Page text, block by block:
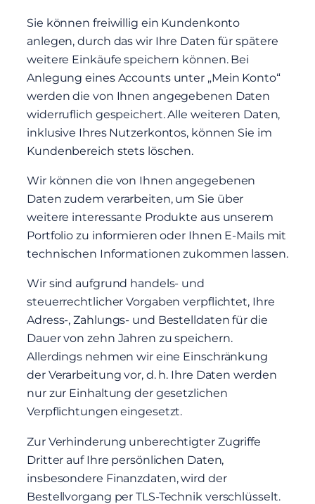
Sie können freiwillig ein Kundenkonto
anlegen, durch das wir Ihre Daten für spätere
weitere Einkäufe speichern können. Bei
Anlegung eines Accounts unter „Mein Konto“
werden die von Ihnen angegebenen Daten
widerruflich gespeichert. Alle weiteren Daten,
inklusive Ihres Nutzerkontos, können Sie im
Kundenbereich stets löschen.
Wir können die von Ihnen angegebenen
Daten zudem verarbeiten, um Sie über
weitere interessante Produkte aus unserem
Portfolio zu informieren oder Ihnen E-Mails mit
technischen Informationen zukommen lassen.
Wir sind aufgrund handels- und
steuerrechtlicher Vorgaben verpflichtet, Ihre
Adress-, Zahlungs- und Bestelldaten für die
Dauer von zehn Jahren zu speichern.
Allerdings nehmen wir eine Einschränkung
der Verarbeitung vor, d. h. Ihre Daten werden
nur zur Einhaltung der gesetzlichen
Verpflichtungen eingesetzt.
Zur Verhinderung unberechtigter Zugriffe
Dritter auf Ihre persönlichen Daten,
insbesondere Finanzdaten, wird der
Bestellvorgang per TLS-Technik verschlüsselt.